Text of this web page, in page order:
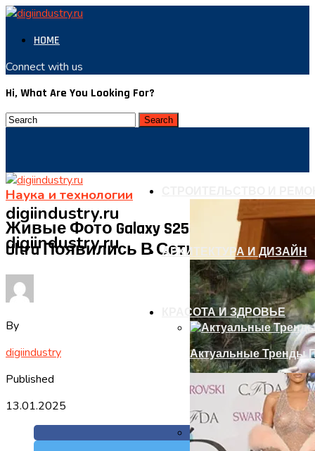
HOME
Connect with us
Hi, What Are You Looking For?
digiindustry.ru
digiindustry.ru
АРХИТЕКТУРА И ДИЗАЙН
КРАСОТА И ЗДРОВЬЕ
Актуальные Тренды
Наука и технологии
Живые Фото Galaxy S25, S25+ И S25
Ultra Появились В Сети
By
digiindustry
Published
13.01.2025